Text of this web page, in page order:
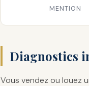
MENTION
Diagnostics
Vous vendez ou louez